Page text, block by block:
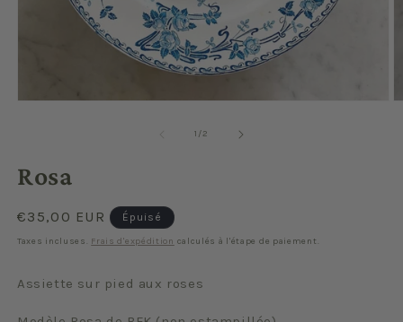
une
fenêtre
1 /de2
Rosa
Prix
habituel
€35,00 EUR Épuisé
Taxes incluses. Frais d'expédition calculés à l'étape de paiement.
Assiette sur pied aux roses